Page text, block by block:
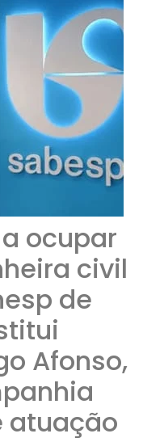
ocupar
civil
de
Afonso,
atuação